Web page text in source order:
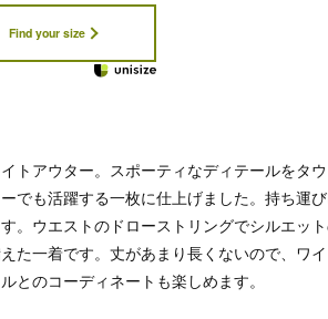
Find your size
トアウター。スポーティなディテールをタ
でも活躍する一枚に仕上げました。持ち運
。ウエストのドローストリングでシルエッ
た一着です。丈があまり長くないので、ワ
とのコーディネートも楽しめます。